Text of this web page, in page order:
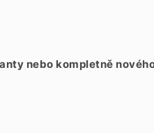
nebo kompletně